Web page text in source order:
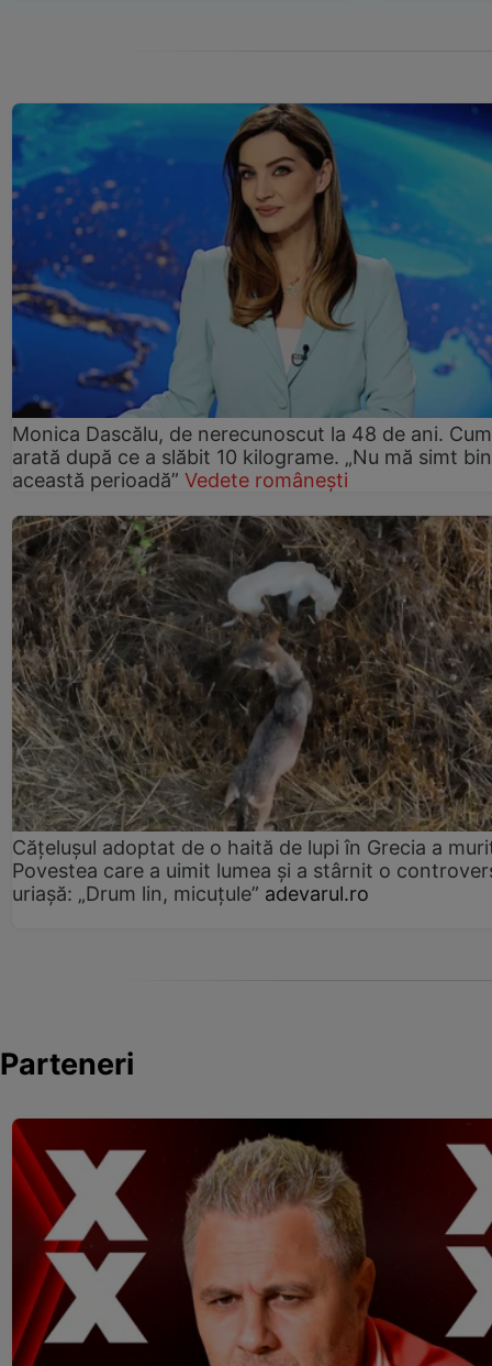
Monica Dascălu, de nerecunoscut la 48 de ani. Cum
arată după ce a slăbit 10 kilograme. „Nu mă simt
această perioadă” Vedete românești
Cățelușul adoptat de o haită de lupi în Grecia a
Povestea care a uimit lumea și a stârnit o
uriașă: „Drum lin, micuțule” adevarul.ro
Parteneri